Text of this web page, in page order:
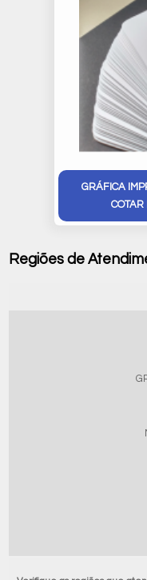
GRÁFICA
COTAR
Regiões de